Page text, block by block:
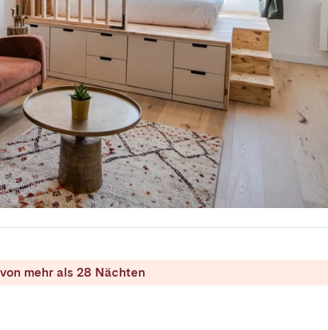
mehr als 28 Nächten